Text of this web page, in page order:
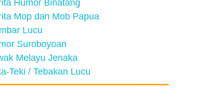
Humor Binatang
Mop dan Mob Papua
Lucu
Suroboyoan
Melayu Jenaka
Teki / Tebakan Lucu